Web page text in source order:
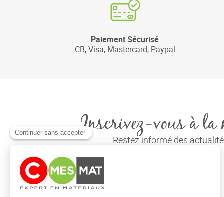
Paiement Sécurisé
CB, Visa, Mastercard, Paypal
Inscrivez-vous à la
Restez informé des